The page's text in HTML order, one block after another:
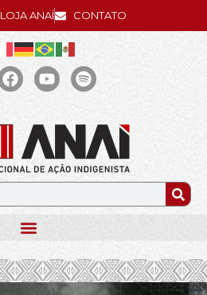
LOJA ANAÍ CONTATO